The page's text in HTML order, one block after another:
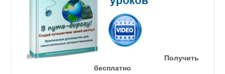
Получить
бесплатно